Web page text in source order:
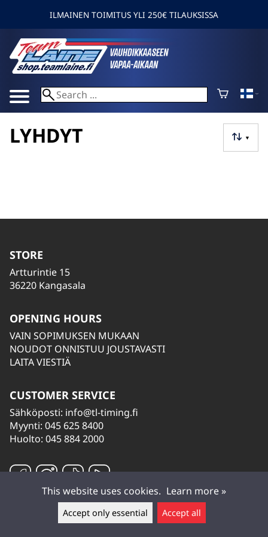
Leave a message ▲
ILMAINEN TOIMITUS YLI 250€ TILAUKSISSA
▼
LYHDYT
STORE
Artturintie 15
36220 Kangasala
OPENING HOURS
VAIN SOPIMUKSEN MUKAAN
NOUDOT ONNISTUU JOUSTAVASTI
LAITA VIESTIÄ
CUSTOMER SERVICE
Sähköposti: info@tl-timing.fi
Myynti: 045 625 8400
Huolto: 045 884 2000
This website uses cookies. Learn more »
Accept only essential Accept all